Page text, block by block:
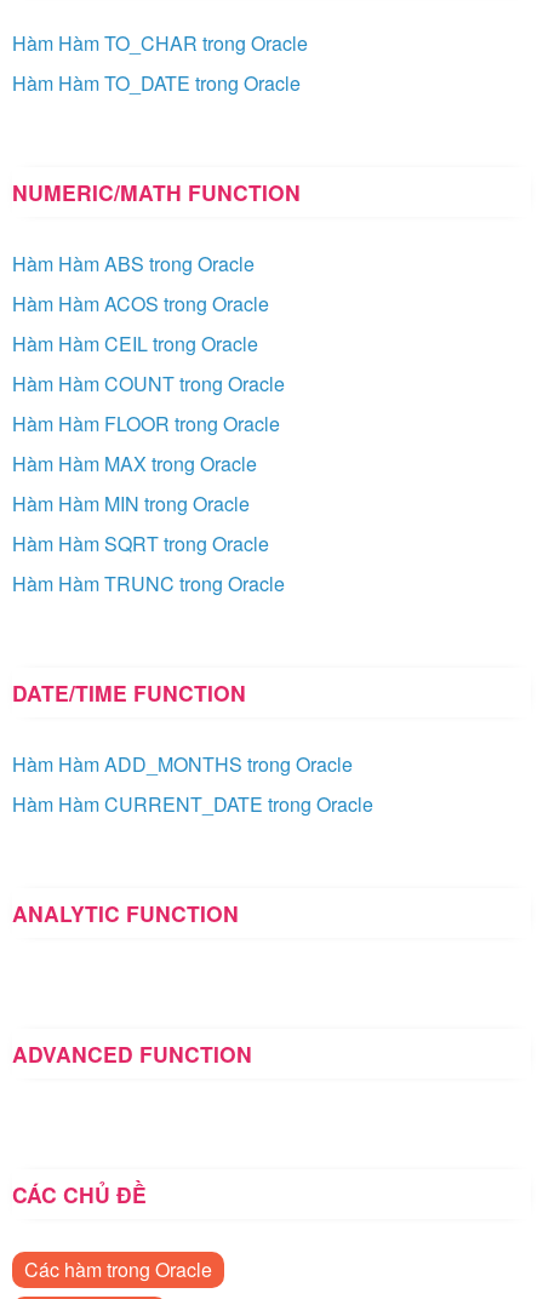
Hàm Hàm TO_CHAR trong Oracle
Hàm Hàm TO_DATE trong Oracle
NUMERIC/MATH FUNCTION
Hàm Hàm ABS trong Oracle
Hàm Hàm ACOS trong Oracle
Hàm Hàm CEIL trong Oracle
Hàm Hàm COUNT trong Oracle
Hàm Hàm FLOOR trong Oracle
Hàm Hàm MAX trong Oracle
Hàm Hàm MIN trong Oracle
Hàm Hàm SQRT trong Oracle
Hàm Hàm TRUNC trong Oracle
DATE/TIME FUNCTION
Hàm Hàm ADD_MONTHS trong Oracle
Hàm Hàm CURRENT_DATE trong Oracle
ANALYTIC FUNCTION
ADVANCED FUNCTION
CÁC CHỦ ĐỀ
Các hàm trong Oracle